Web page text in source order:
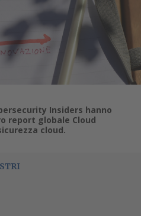
Insiders hanno
report globale Cloud
cloud.